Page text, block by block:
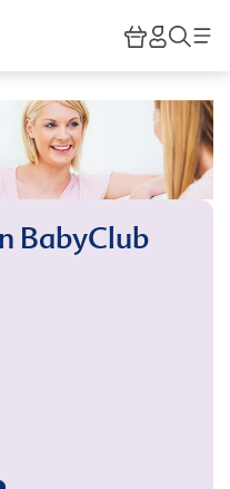
HiPP
BabyClub